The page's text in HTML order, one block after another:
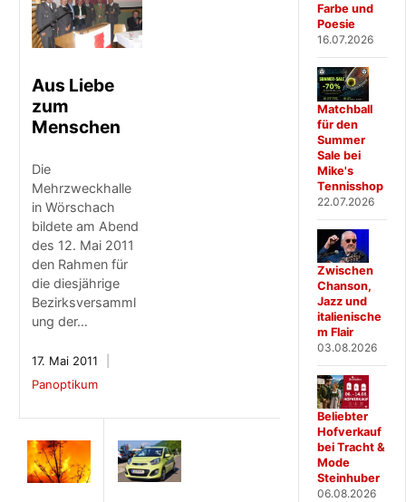
Aus Liebe
zum
Menschen
Die
Mehrzweckhalle
in Wörschach
bildete am Abend
des 12. Mai 2011
den Rahmen für
die diesjährige
Bezirksversamml
ung der…
17. Mai 2011
Panoptikum
Farbe und
Poesie
16.07.2026
Matchball
für den
Summer
Sale bei
Mike's
Tennisshop
22.07.2026
Zwischen
Chanson,
Jazz und
italienische
m Flair
03.08.2026
Beliebter
Hofverkauf
bei Tracht &
Mode
Steinhuber
06.08.2026